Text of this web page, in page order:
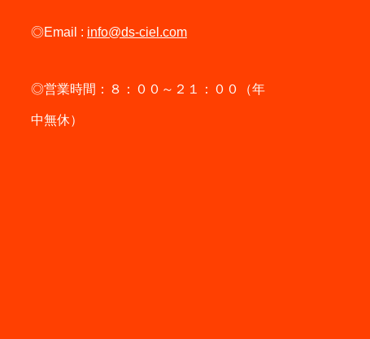
◎Email : info@ds-ciel.com
◎営業時間：８：００～２１：００（年
中無休）